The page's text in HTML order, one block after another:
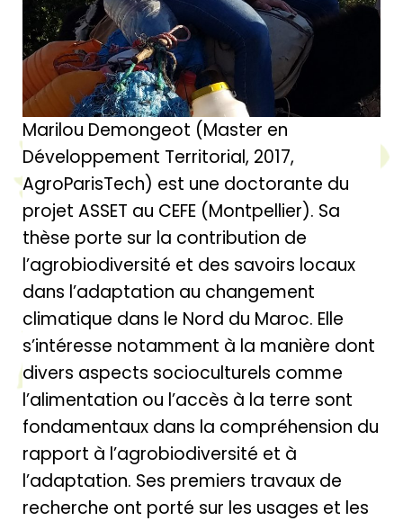
Marilou Demongeot (Master en
Développement Territorial, 2017,
AgroParisTech) est une doctorante du
projet ASSET au CEFE (Montpellier). Sa
thèse porte sur la contribution de
l’agrobiodiversité et des savoirs locaux
dans l’adaptation au changement
climatique dans le Nord du Maroc. Elle
s’intéresse notamment à la manière dont
divers aspects socioculturels comme
l’alimentation ou l’accès à la terre sont
fondamentaux dans la compréhension du
rapport à l’agrobiodiversité et à
l’adaptation. Ses premiers travaux de
recherche ont porté sur les usages et les